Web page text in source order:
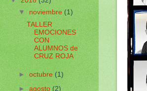
▼noviembre(1)
TALLER
EMOCIONES
CON
ALUMNOS de
CRUZ ROJA
► octubre (1)
►agosto(2)